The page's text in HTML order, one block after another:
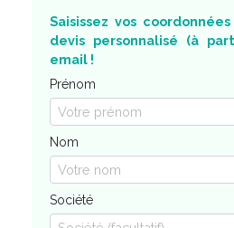
Saisissez vos
devis personnalisé (à
email !
Prénom
Nom
Société